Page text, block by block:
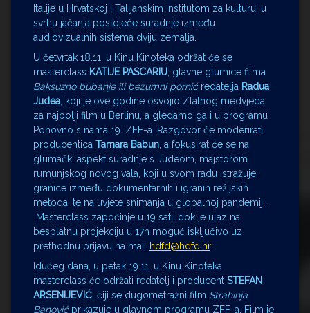
Italije u Hrvatskoj i Talijanskim institutom za kulturu, u
svrhu jačanja postojeće suradnje između
audiovizualnih sistema dviju zemalja.
U četvrtak 18.11. u Kinu Kinoteka održat će se
masterclass KATIJE PASCARIU , glavne glumice filma
Baksuzno bubanje ili bezumni pornićredatelja Radua
Judea , koji je ove godine osvojio Zlatnog medvjeda
za najbolji film u Berlinu, a gledamo ga i u programu
Ponovno s nama 19. ZFF-a. Razgovor će moderirati
producentica Tamara Babun , a fokusirat će se na
glumački aspekt suradnje s Judeom, majstorom
rumunjskog novog vala, koji u svom radu istražuje
granice između dokumentarnih i igranih režijskih
metoda, te na uvjete snimanja u globalnoj pandemiji.
Masterclass započinje u 19 sati, dok je ulaz na
besplatnu projekciju u 17h moguć isključivo uz
prethodnu prijavu na mail
hdfd@hdfd.hr.
Idućeg dana, u petak 19.11. u Kinu Kinoteka
masterclass će održati redatelj i producent STEFAN
ARSENIJEVIĆ , čiji se dugometražni film Strahinja
Banovićprikazuje u glavnom programu ZFF-a. Film je